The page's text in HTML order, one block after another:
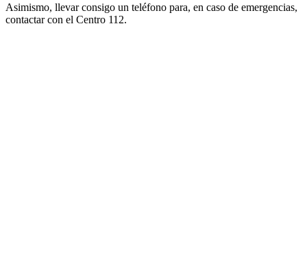
Asimismo, llevar consigo un teléfono para, en caso de emergencias,
contactar con el Centro 112.